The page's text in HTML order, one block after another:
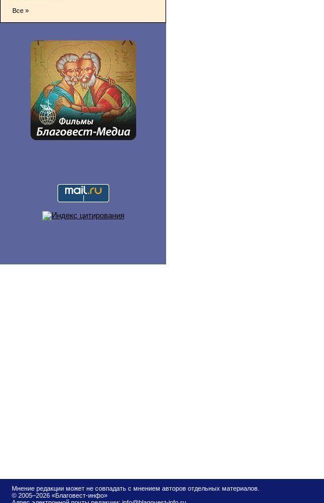
Все »
Мнение редакции может не совпадать с мнением авторов отдельных материалов.
© 2005–2026 «Благовест-инфо»